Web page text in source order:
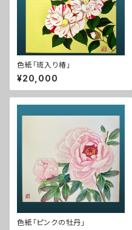
色紙「斑入り椿」
¥20,000
色紙「ピンクの牡丹」